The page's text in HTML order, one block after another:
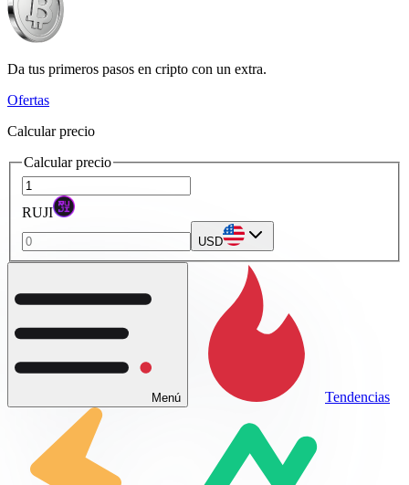
Da tus primeros pasos en cripto con un extra.
Ofertas
Calcular precio
Calcular precio
RUJI
USD
Menú Tendencias